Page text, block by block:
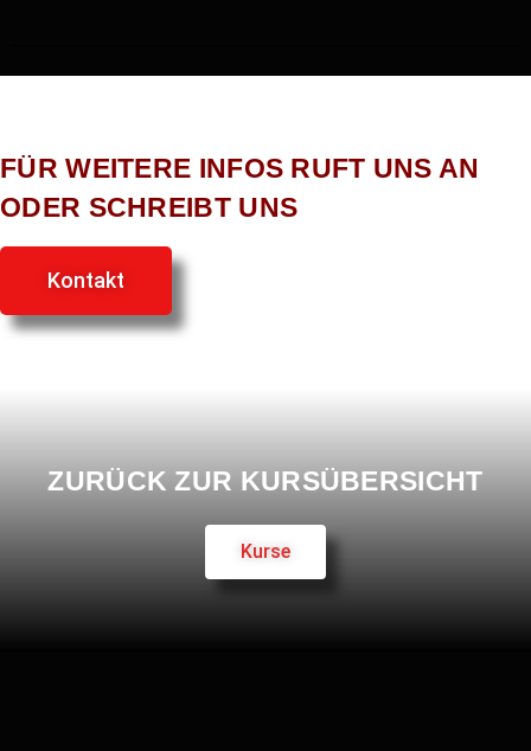
FÜR WEITERE INFOS RUFT UNS AN
ODER SCHREIBT UNS
Kontakt
ZURÜCK ZUR KURSÜBERSICHT
Kurse